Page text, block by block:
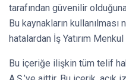
tarafından güvenilir
Bu kaynakların
hatalardan İş Yatırım
Bu içeriğe ilişkin tüm telif